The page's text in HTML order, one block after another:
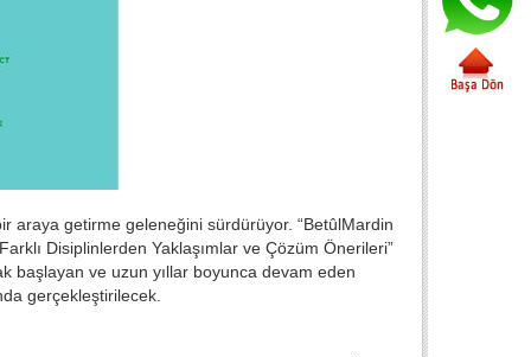
araya getirme geleneğini sürdürüyor. “BetûlMardin
Disiplinlerden Yaklaşımlar ve Çözüm Önerileri”
başlayan ve uzun yıllar boyunca devam eden
gerçekleştirilecek.